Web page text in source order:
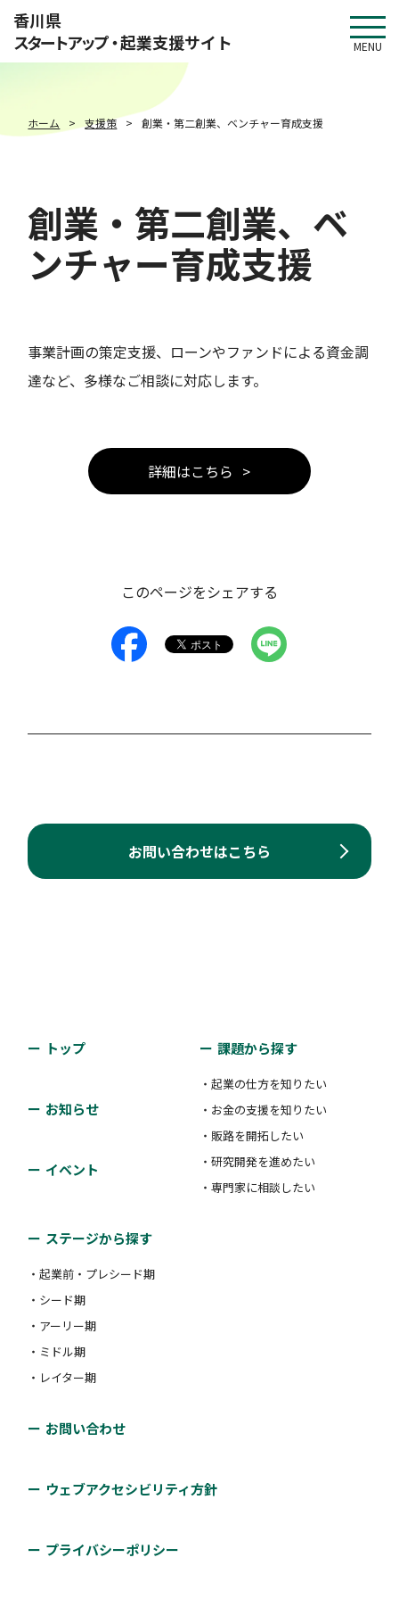
香川県
スタートアップ・起業支援サイト MENU
ホーム 支援策 創業・第二創業、ベンチャー育成支援
創業・第二創業、ベ
ンチャー育成支援
事業計画の策定支援、ローンやファンドによる資金調
達など、多様なご相談に対応します。
詳細はこちら
このページをシェアする
お問い合わせはこちら
トップ
お知らせ
イベント
課題から探す
・起業の仕方を知りたい
・お金の支援を知りたい
・販路を開拓したい
・研究開発を進めたい
・専門家に相談したい
ステージから探す
・起業前・プレシード期
・シード期
・アーリー期
・ミドル期
・レイター期
お問い合わせ
ウェブアクセシビリティ方針
プライバシーポリシー